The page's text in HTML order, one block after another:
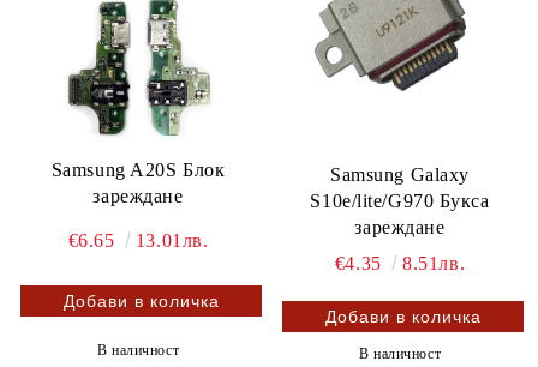
Samsung A20S Блок
зареждане
€6.65 13.01лв.
В наличност
Samsung Galaxy
S10e/lite/G970 Букса
зареждане
€4.35
8.51лв.
В наличност